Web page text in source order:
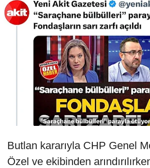
Butlan kararıyla CHP Genel
Özel ve ekibinden